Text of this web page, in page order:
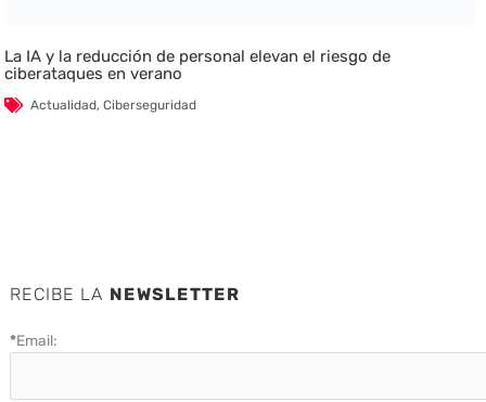
La IA y la reducción de personal elevan el riesgo de
ciberataques en verano
Actualidad,Ciberseguridad
RECIBE LA NEWSLETTER
*Email: